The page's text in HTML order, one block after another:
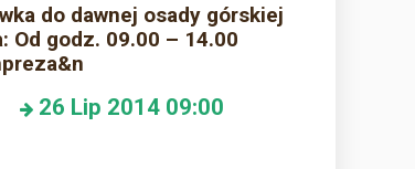
do dawnej osady górskiej
Od godz. 09.00 – 14.00
26 Lip 201409:00